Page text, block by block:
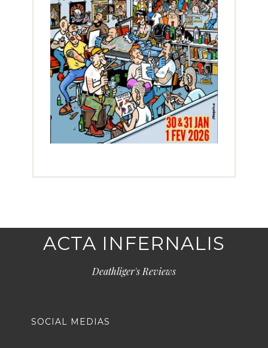
ACTA INFERNALIS
Deathliger's Reviews
SOCIAL MEDIAS